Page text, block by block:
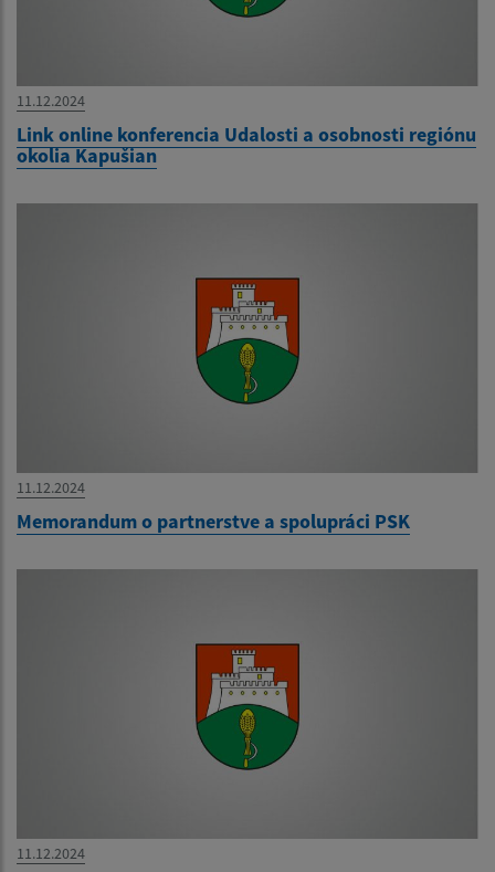
11.12.2024
Link online konferencia Udalosti a osobnosti regiónu
okolia Kapušian
11.12.2024
Memorandum o partnerstve a spolupráci PSK
11.12.2024